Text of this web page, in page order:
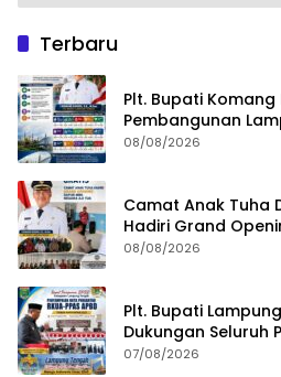
Terbaru
Plt. Bupati
Pembangunan
pada SDM,
08/08/2026
Camat Anak Tuha
Hadiri Grand
Aji Tua Lampung
08/08/2026
Plt. Bupati
Dukungan Seluruh
RKUA-PPAS APBD
07/08/2026